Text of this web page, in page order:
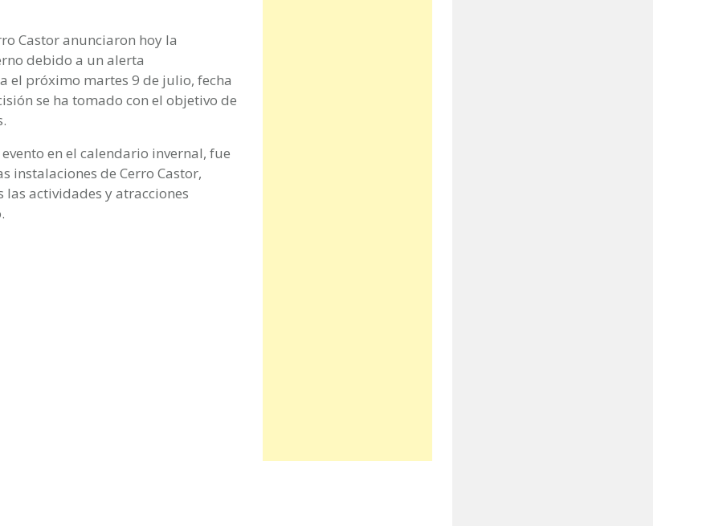
Castor anunciaron hoy la
debido a un alerta
el próximo martes 9 de julio, fecha
se ha tomado con el objetivo de
en el calendario invernal, fue
instalaciones de Cerro Castor,
actividades y atracciones